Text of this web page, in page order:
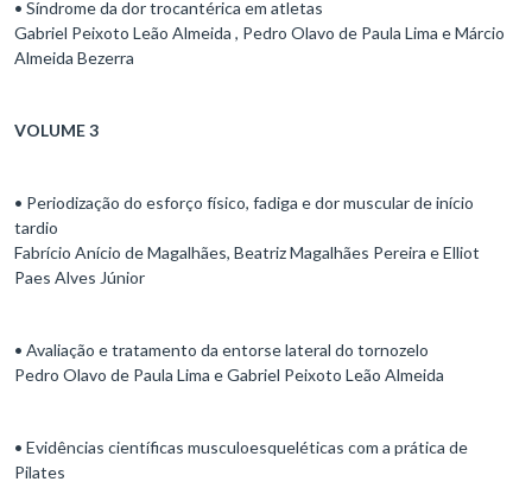
• Síndrome da dor trocantérica em atletas
Gabriel Peixoto Leão Almeida , Pedro Olavo de Paula Lima e Márcio
Almeida Bezerra
VOLUME 3
• Periodização do esforço físico, fadiga e dor muscular de início
tardio
Fabrício Anício de Magalhães, Beatriz Magalhães Pereira e Elliot
Paes Alves Júnior
• Avaliação e tratamento da entorse lateral do tornozelo
Pedro Olavo de Paula Lima e Gabriel Peixoto Leão Almeida
• Evidências científicas musculoesqueléticas com a prática de
Pilates